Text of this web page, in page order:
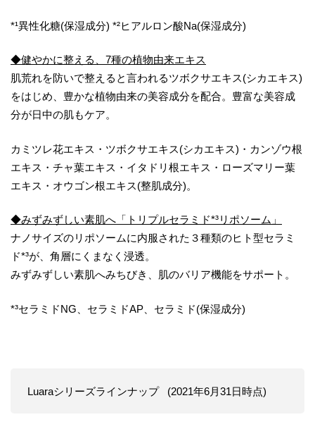
*¹異性化糖(保湿成分) *²ヒアルロン酸Na(保湿成分)
◆健やかに整える、7種の植物由来エキス
肌荒れを防いで整えると言われるツボクサエキス(シカエキス)
をはじめ、豊かな植物由来の美容成分を配合。豊富な美容成
分が日中の肌もケア。
カミツレ花エキス・ツボクサエキス(シカエキス)・カンゾウ根
エキス・チャ葉エキス・イタドリ根エキス・ローズマリー葉
エキス・オウゴン根エキス(整肌成分)。
◆みずみずしい素肌へ「トリプルセラミド*³リポソーム」
ナノサイズのリポソームに内服された３種類のヒト型セラミ
ド*³が、角層にくまなく浸透。
みずみずしい素肌へみちびき、肌のバリア機能をサポート。
*³セラミドNG、セラミドAP、セラミド(保湿成分)
Luaraシリーズラインナップ (2021年6月31日時点)